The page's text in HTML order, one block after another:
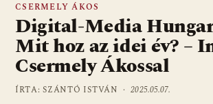
CSERMELY ÁKOS
Digital-Media
Mit hoz az idei év? –
Csermely Ákossal
ÍRTA: SZÁNTÓ ISTVÁN ·2025.05.07.